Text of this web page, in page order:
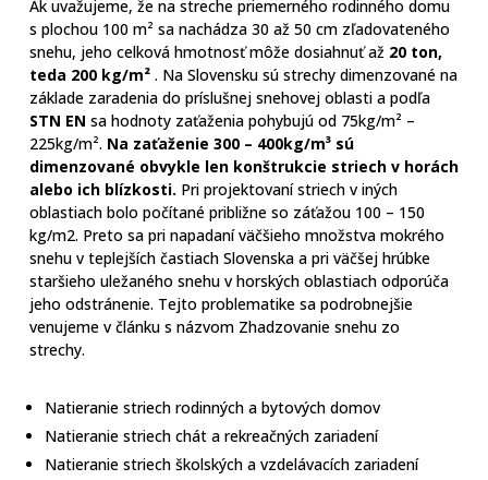
Ak uvažujeme, že na streche priemerného rodinného domu
s plochou 100 m² sa nachádza 30 až 50 cm zľadovateného
snehu, jeho celková hmotnosť môže dosiahnuť až20 ton,
teda 200 kg/m². Na Slovensku sú strechy dimenzované na
základe zaradenia do príslušnej snehovej oblasti a podľa
STN EN sa hodnoty zaťaženia pohybujú od 75kg/m² –
225kg/m². Na zaťaženie 300 – 400kg/m³ sú
dimenzované obvykle len konštrukcie striech v horách
alebo ich blízkosti. Pri projektovaní striech v iných
oblastiach bolo počítané približne so záťažou 100 – 150
kg/m2. Preto sa pri napadaní väčšieho množstva mokrého
snehu v teplejších častiach Slovenska a pri väčšej hrúbke
staršieho uležaného snehu v horských oblastiach odporúča
jeho odstránenie. Tejto problematike sa podrobnejšie
venujeme v článku s názvom Zhadzovanie snehu zo
strechy.
Natieranie striech rodinných a bytových domov
Natieranie striech chát a rekreačných zariadení
Natieranie striech školských a vzdelávacích zariadení